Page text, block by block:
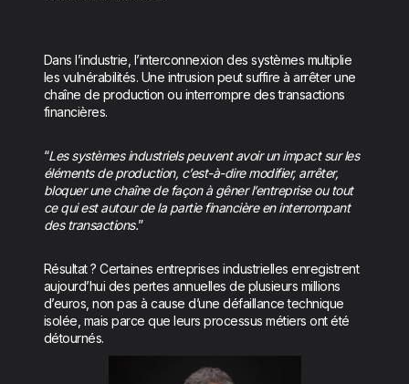
Dans l’industrie, l’interconnexion des systèmes multiplie
les vulnérabilités. Une intrusion peut suffire à arrêter une
chaîne de production ou interrompre des transactions
financières.
“Les systèmes industriels peuvent avoir un impact sur les
éléments de production, c’est-à-dire modifier, arrêter,
bloquer une chaîne de façon à gêner l’entreprise ou tout
ce qui est autour de la partie financière en interrompant
des transactions.”
Résultat ? Certaines entreprises industrielles enregistrent
aujourd’hui des pertes annuelles de plusieurs millions
d’euros, non pas à cause d’une défaillance technique
isolée, mais parce que leurs processus métiers ont été
détournés.